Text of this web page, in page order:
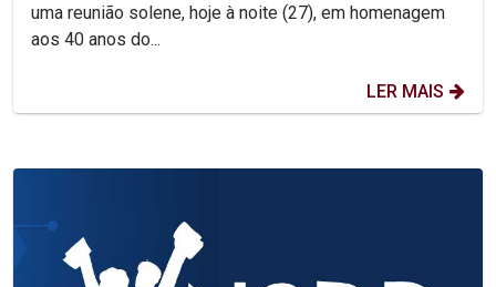
uma reunião solene, hoje à noite (27), em homenagem
aos 40 anos do...
LER MAIS